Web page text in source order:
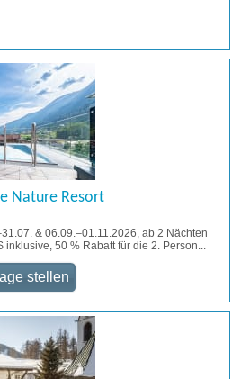
Nature Resort
& 06.09.–01.11.2026, ab 2 Nächten
50 % Rabatt für die 2. Person...
stellen